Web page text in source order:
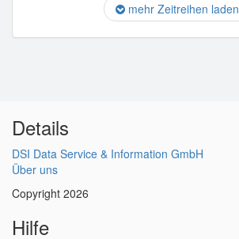
mehr Zeitreihen laden
Details
DSI Data Service & Information GmbH
Über uns
Copyright 2026
Hilfe